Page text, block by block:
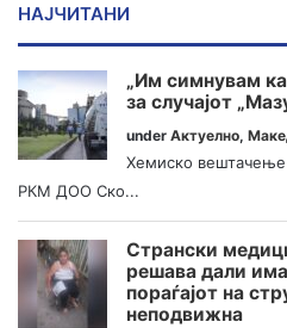
НАЈЧИТАНИ
„Им симнувам
за случајот
under Актуелно,
Хемиско вештачење
РКМ ДОО Ско...
Странски
решава дали
пораѓајот на
неподвижна